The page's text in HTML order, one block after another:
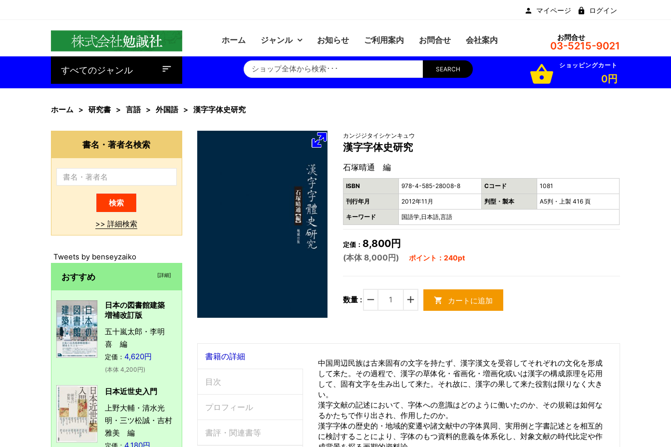
マイページ ログイン
ホーム ジャンル お知らせ ご利用案内 お問合せ 会社案内 お問合せ
03-5215-9021
すべてのジャンル
baseline_sort SEARCH shopping_basket ショッピングカート
0円
ホーム 研究書 言語 外国語 漢字字体史研究
カンジジタイシケンキュウ
漢字字体史研究
石塚晴通 編
ISBN 978-4-585-28008-8 Cコード 1081
刊行年月 2012年11月 判型・製本 A5判・上製 416 頁
キーワード 国語学,日本語,言語
定価： 8,800円
(本体 8,000円) ポイント：240pt
数量 : remove add shopping_cart カートに追加
書籍の詳細
目次
プロフィール
書評・関連書等
中国周辺民族は古来固有の文字を持たず、漢字漢文を受容してそれぞれの文化を形成
して来た。その過程で、漢字の草体化・省画化・増画化或いは漢字の構成原理を応用
して、固有文字を生み出して来た。それ故に、漢字の果して来た役割は限りなく大き
い。
漢字文献の記述において、字体への意識はどのように働いたのか、その規範は如何な
るかたちで作り出され、作用したのか。
漢字字体の歴史的・地域的変遷や諸文献中の字体異同、実用例と字書記述とを相互的
に検討することにより、字体のもつ資料的意義を体系化し、対象文献の時代比定や作
書名・著者名検索
>> 詳細検索
Tweets by benseyzaiko
おすすめ [詳細]
日本の図書館建築
増補改訂版
五十嵐太郎・李明
喜 編
定価： 4,620円
(本体 4,200円)
日本近世史入門
上野大輔・清水光
明・三ツ松誠・吉村
雅美 編
定価： 4,180円